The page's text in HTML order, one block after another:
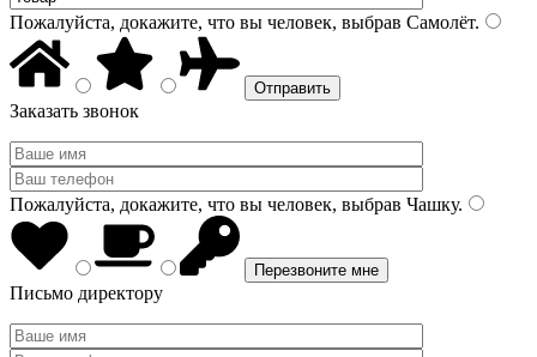
Пожалуйста, докажите, что вы человек, выбрав Самолёт.
Заказать звонок
Пожалуйста, докажите, что вы человек, выбрав Чашку.
Письмо директору